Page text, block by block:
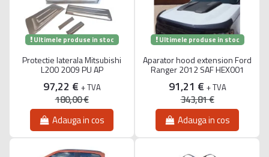
Ultimele produse in stoc
Protectie laterala Mitsubishi
L200 2009 PU AP
97,22 € + TVA
180,00 €
Adauga in cos
Ultimele produse in stoc
Aparator hood extension Ford
Ranger 2012 SAF HEX001
91,21 € + TVA
343,81 €
Adauga in cos